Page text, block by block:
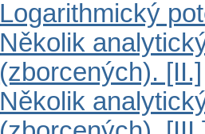
Logarithmický
Několik
(zborcených). [II.]
Několik